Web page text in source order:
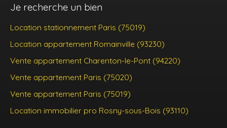
Je recherche un bien
Location stationnement Paris (75019)
Location appartement Romainville (93230)
Vente appartement Charenton-le-Pont (94220)
Vente appartement Paris (75020)
Vente appartement Paris (75019)
Location immobilier pro Rosny-sous-Bois (93110)